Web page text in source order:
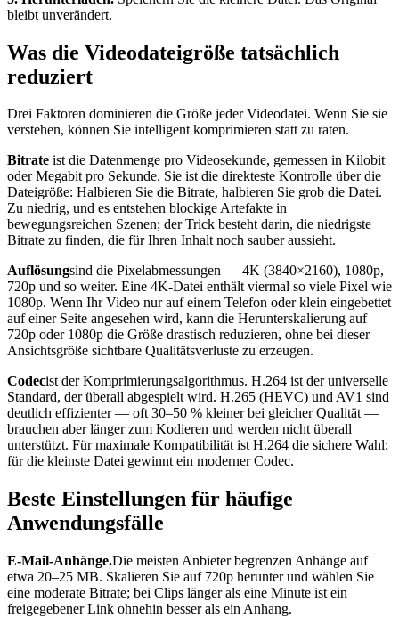
bleibt unverändert.
Was die Videodateigröße tatsächlich
reduziert
Drei Faktoren dominieren die Größe jeder Videodatei. Wenn Sie sie
verstehen, können Sie intelligent komprimieren statt zu raten.
Bitrate ist die Datenmenge pro Videosekunde, gemessen in Kilobit
oder Megabit pro Sekunde. Sie ist die direkteste Kontrolle über die
Dateigröße: Halbieren Sie die Bitrate, halbieren Sie grob die Datei.
Zu niedrig, und es entstehen blockige Artefakte in
bewegungsreichen Szenen; der Trick besteht darin, die niedrigste
Bitrate zu finden, die für Ihren Inhalt noch sauber aussieht.
Auflösungsind die Pixelabmessungen — 4K (3840×2160), 1080p,
720p und so weiter. Eine 4K-Datei enthält viermal so viele Pixel wie
1080p. Wenn Ihr Video nur auf einem Telefon oder klein eingebettet
auf einer Seite angesehen wird, kann die Herunterskalierung auf
720p oder 1080p die Größe drastisch reduzieren, ohne bei dieser
Ansichtsgröße sichtbare Qualitätsverluste zu erzeugen.
Codecist der Komprimierungsalgorithmus. H.264 ist der universelle
Standard, der überall abgespielt wird. H.265 (HEVC) und AV1 sind
deutlich effizienter — oft 30–50 % kleiner bei gleicher Qualität —
brauchen aber länger zum Kodieren und werden nicht überall
unterstützt. Für maximale Kompatibilität ist H.264 die sichere Wahl;
für die kleinste Datei gewinnt ein moderner Codec.
Beste Einstellungen für häufige
Anwendungsfälle
E-Mail-Anhänge.Die meisten Anbieter begrenzen Anhänge auf
etwa 20–25 MB. Skalieren Sie auf 720p herunter und wählen Sie
eine moderate Bitrate; bei Clips länger als eine Minute ist ein
freigegebener Link ohnehin besser als ein Anhang.